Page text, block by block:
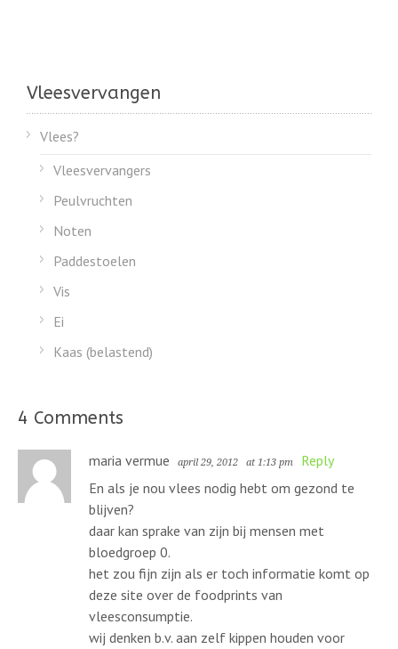
Vleesvervangen
Vlees?
Vleesvervangers
Peulvruchten
Noten
Paddestoelen
Vis
Ei
Kaas (belastend)
4 Comments
maria vermue april 29, 2012 at 1:13 pm
Reply
En als je nou vlees nodig hebt om gezond te
blijven?
daar kan sprake van zijn bij mensen met
bloedgroep 0.
het zou fijn zijn als er toch informatie komt op
deze site over de foodprints van
vleesconsumptie.
wij denken b.v. aan zelf kippen houden voor